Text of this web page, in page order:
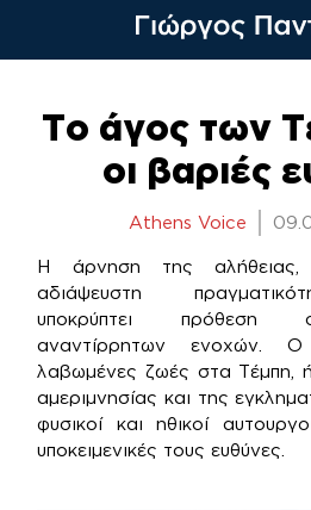
contentΤο άγος των
οι βαριές
Athens Voice
Η άρνηση της
αδιάψευστη
υποκρύπτει πρόθεση
αναντίρρητων ενοχών.
λαβωμένες ζωές στα Τέμπη,
αμεριμνησίας και της
φυσικοί και ηθικοί
υποκειμενικές τους ευθύνες.